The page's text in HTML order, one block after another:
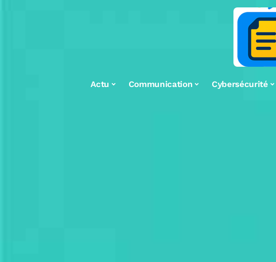
Actu Communication Cybersécurité